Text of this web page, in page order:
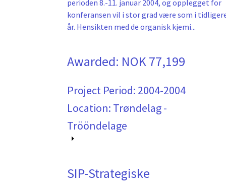
perioden 8.-11. januar 2004, og opplegget for
konferansen vil i stor grad være som i
år. Hensikten med de organisk kjemi...
Awarded: NOK 77,199
Project Period: 2004-2004
Location: Trøndelag -
Trööndelage
SIP-Strategiske